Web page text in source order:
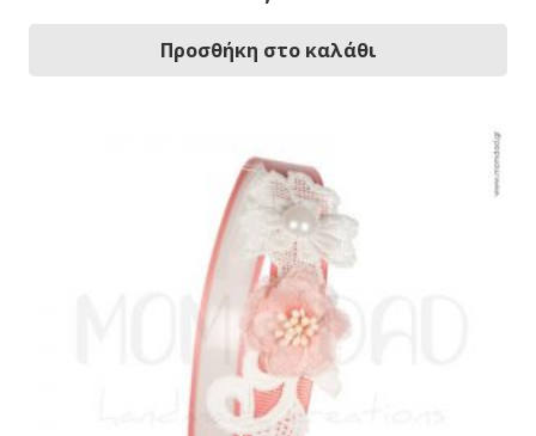
Προσθήκη στο καλάθι